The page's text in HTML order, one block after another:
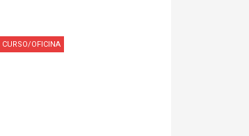
CURSO/OFICINA